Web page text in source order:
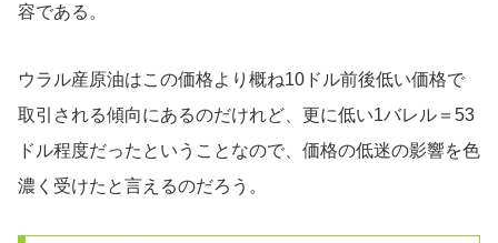
容である。
ウラル産原油はこの価格より概ね10ドル前後低い価格で
取引される傾向にあるのだけれど、更に低い1バレル＝53
ドル程度だったということなので、価格の低迷の影響を色
濃く受けたと言えるのだろう。